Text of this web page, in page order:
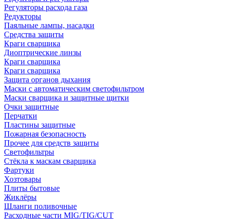
Регуляторы расхода газа
Редукторы
Паяльные лампы, насадки
Средства защиты
Краги сварщика
Диоптрические линзы
Краги сварщика
Краги сварщика
Защита органов дыхания
Маски с автоматическим светофильтром
Маски сварщика и защитные щитки
Очки защитные
Перчатки
Пластины защитные
Пожарная безопасность
Прочее для средств защиты
Светофильтры
Стёкла к маскам сварщика
Фартуки
Хозтовары
Плиты бытовые
Жиклёры
Шланги поливочные
Расходные части MIG/TIG/CUT